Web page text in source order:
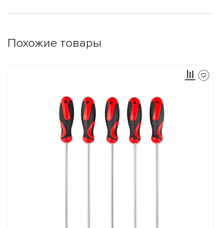
Похожие товары